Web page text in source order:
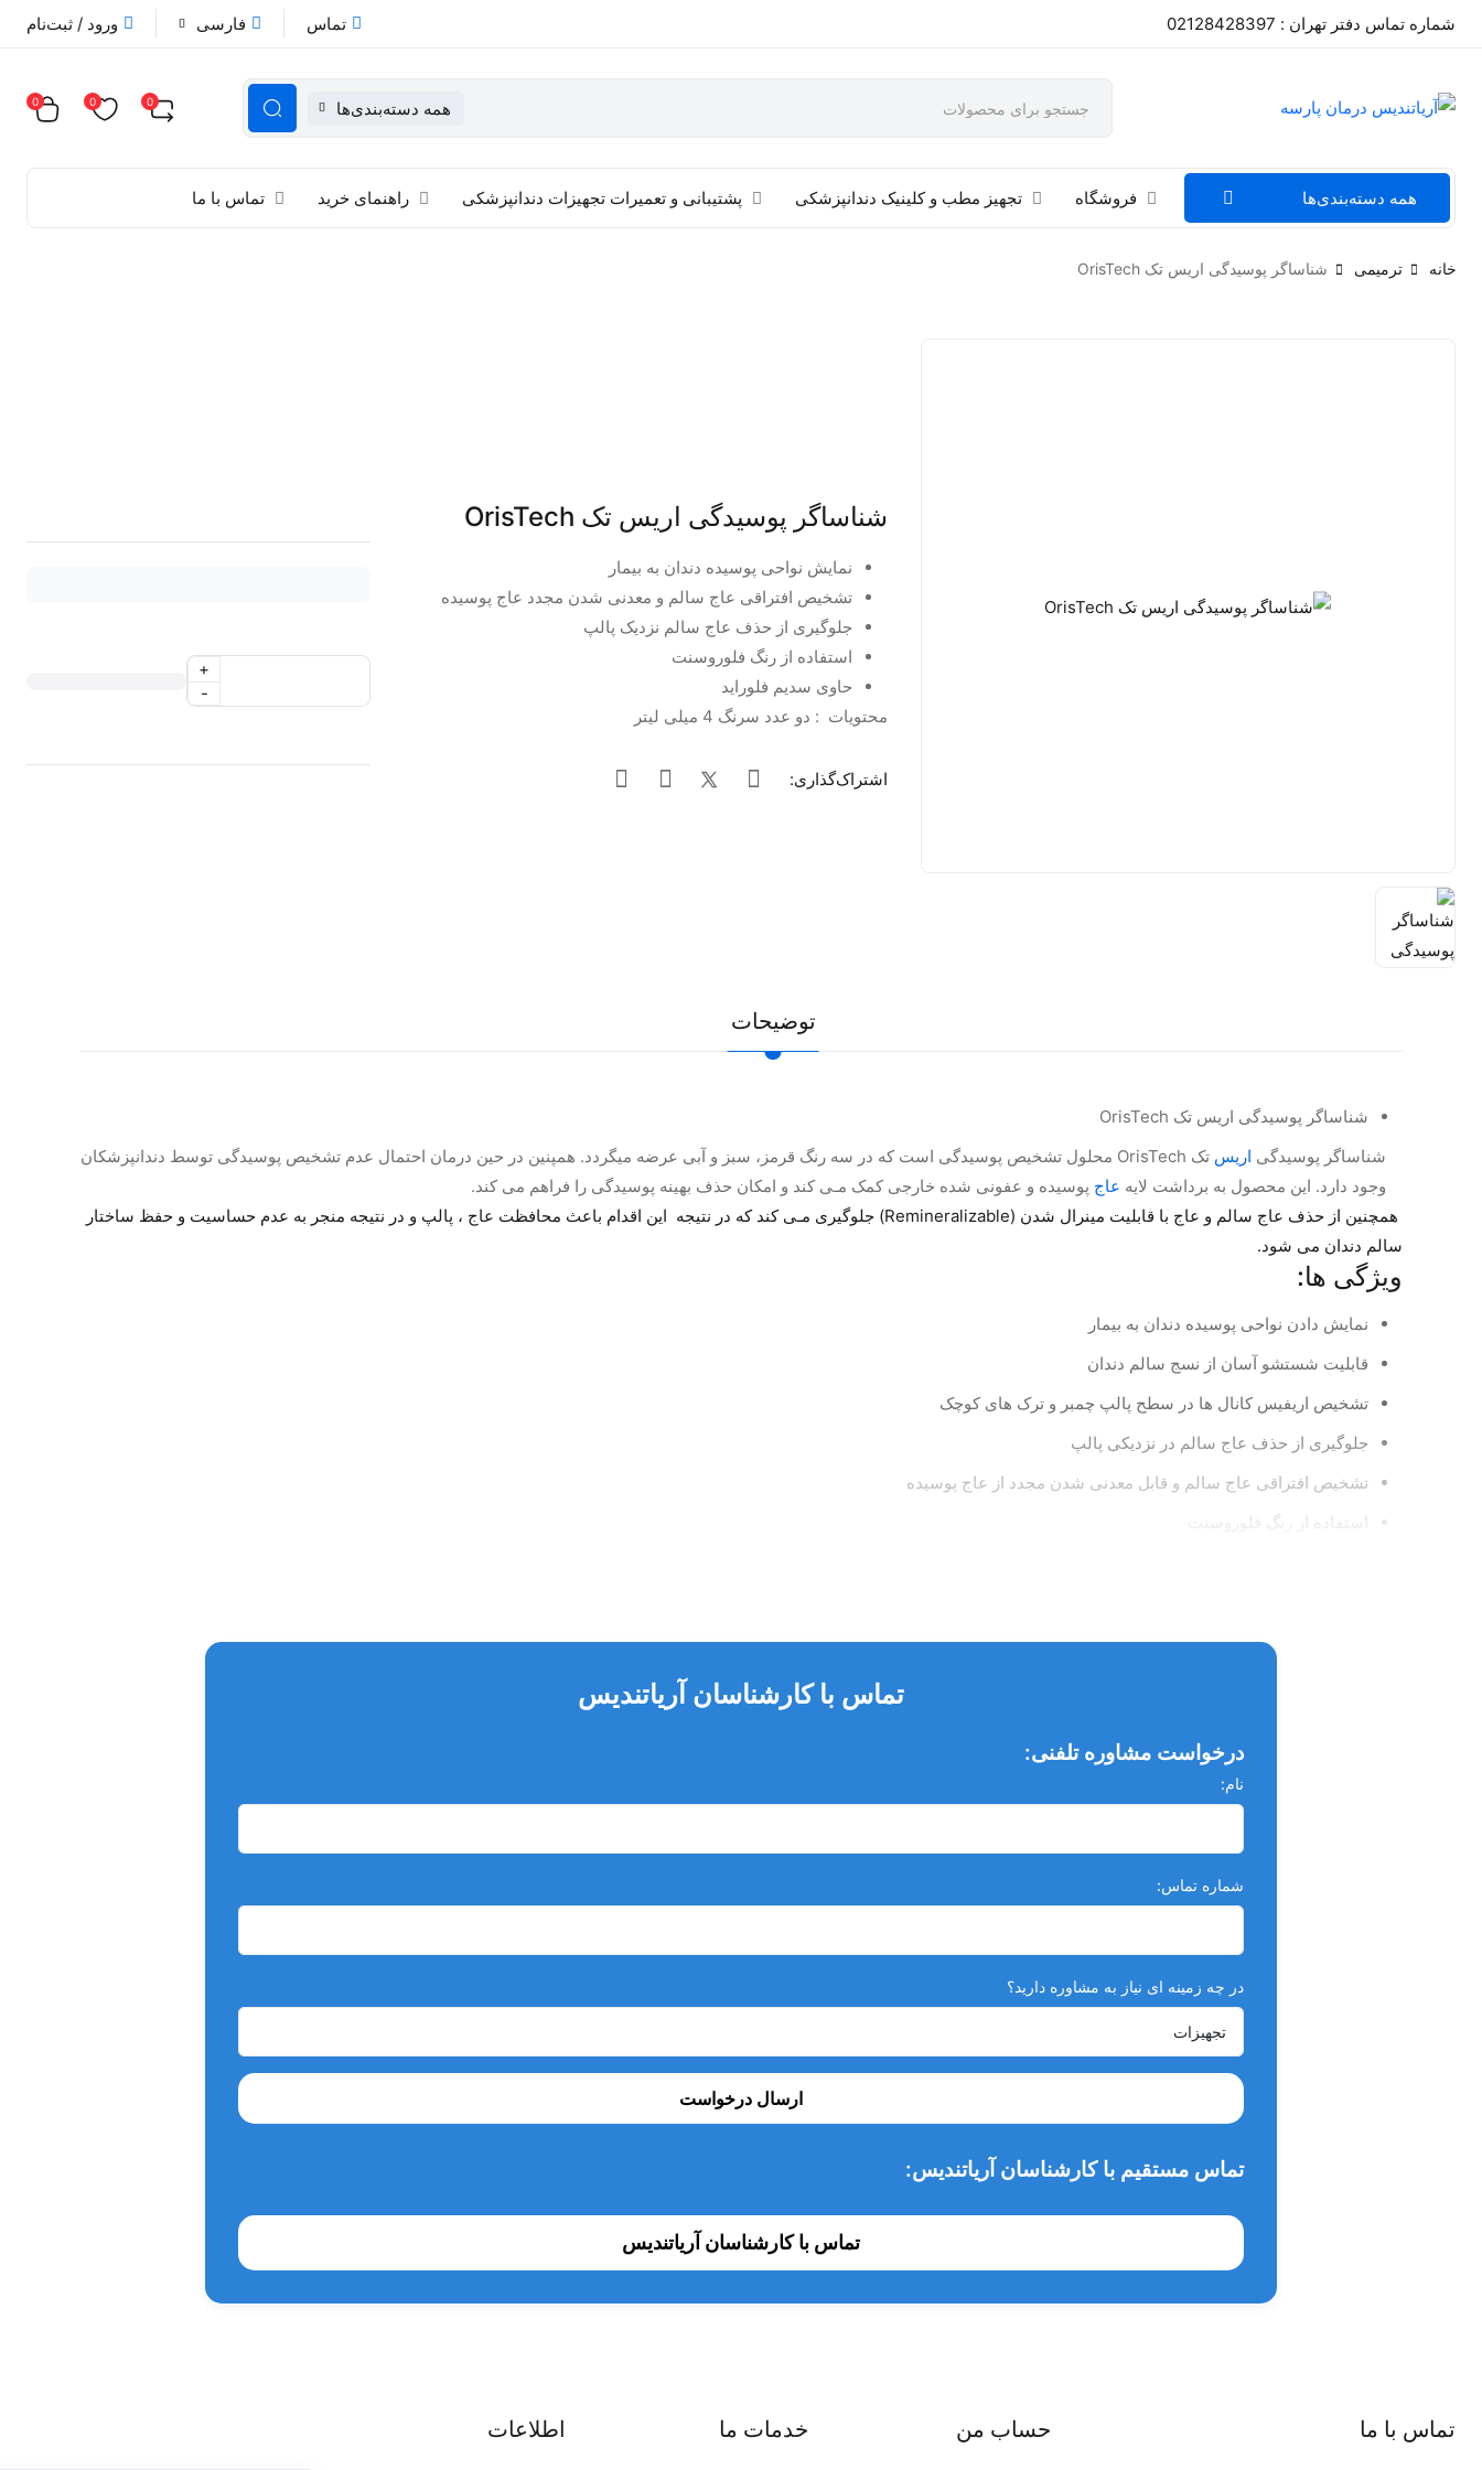
شماره تماس دفتر تهران : 02128428397 تماس فارسی ورود / ثبت‌نام
همه دسته‌بندی‌ها 0
0
0
همه دسته‌بندی‌ها فروشگاه تجهیز مطب و کلینیک دندانپزشکی پشتیبانی و تعمیرات تجهیزات دندانپزشکی راهنمای خرید تماس با ما
خانه ترمیمی شناساگر پوسیدگی اریس تک OrisTech
شناساگر پوسیدگی اریس تک OrisTech
نمایش نواحی پوسیده دندان به بیمار
تشخیص افتراقی عاج سالم و معدنی شدن مجدد عاج پوسیده
جلوگیری از حذف عاج سالم نزدیک پالپ
استفاده از رنگ فلوروسنت
حاوی سدیم فلوراید
محتویات : دو عدد سرنگ 4 میلی لیتر
اشتراک‌گذاری:
-
+
توضیحات
شناساگر پوسیدگی اریس تک OrisTech
شناساگر پوسیدگی اریس
تک OrisTech محلول تشخیص پوسیدگی است که در سه رنگ قرمز، سبز و آبی عرضه میگردد. همپنین در حین درمان احتمال عدم تشخیص پوسیدگی توسط دندانپزشکان
وجود دارد. این محصول به برداشت لایه عاج پوسیده و عفونى شده خارجى کمک مـى کند و امکان حذف بهینه پوسیدگى را فراهم مى کند.
همچنین از حذف عاج سالم و عاج با قابلیت مینرال شدن (Remineralizable) جلوگیری مـى کند که در نتیجه این اقدام باعث محافظت عاج ، پالپ و در نتیجه منجر به عدم حساسیت و حفظ ساختار
سالم دندان مى شود.
ویژگی ها:
نمایش دادن نواحی پوسیده دندان به بیمار
قابلیت شستشو آسان از نسج سالم دندان
تشخیص اریفیس کانال ها در سطح پالپ چمبر و ترک های کوچک
جلوگیری از حذف عاج سالم در نزدیکی پالپ
تشخیص افتراقی عاج سالم و قابل معدنی شدن مجدد از عاج پوسیده
استفاده از رنگ فلوروسنت
بررسی برداشت کامل پوسیدگی ها
شناسایی پوسیدگی های باقیمانده پس از برداشت پوسیدگی های واضح به خصوص در نواحی مانند زیر کاسپ ها (peripheral seal zone)
تشخیص ترک های کوچک
تماس با کارشناسان آریاتندیس
درخواست مشاوره تلفنی:
نام:
شماره تماس:
در چه زمینه ای نیاز به مشاوره دارید؟
ارسال درخواست
تماس مستقیم با کارشناسان آریاتندیس:
تماس با کارشناسان آریاتندیس
تماس با ما حساب من خدمات ما اطلاعات